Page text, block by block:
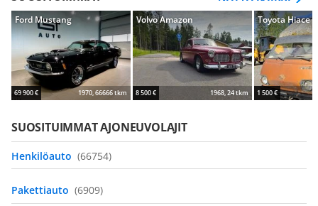
Ford Mustang
69 900 € 1970, 66666 tkm
Volvo Amazon
8 500 € 1968, 24 tkm
Toyota Hiace
1 500 €
SUOSITUIMMAT AJONEUVOLAJIT
(66754)
(6909)